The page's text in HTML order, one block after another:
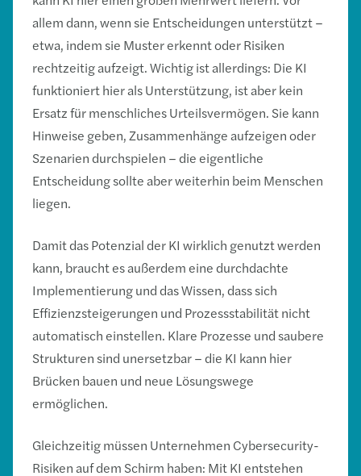
allem dann, wenn sie Entscheidungen unterstützt –
etwa, indem sie Muster erkennt oder Risiken
rechtzeitig aufzeigt. Wichtig ist allerdings: Die KI
funktioniert hier als Unterstützung, ist aber kein
Ersatz für menschliches Urteilsvermögen. Sie kann
Hinweise geben, Zusammenhänge aufzeigen oder
Szenarien durchspielen – die eigentliche
Entscheidung sollte aber weiterhin beim Menschen
liegen.
Damit das Potenzial der KI wirklich genutzt werden
kann, braucht es außerdem eine durchdachte
Implementierung und das Wissen, dass sich
Effizienzsteigerungen und Prozessstabilität nicht
automatisch einstellen. Klare Prozesse und saubere
Strukturen sind unersetzbar – die KI kann hier
Brücken bauen und neue Lösungswege
ermöglichen.
Gleichzeitig müssen Unternehmen Cybersecurity-
Risiken auf dem Schirm haben: Mit KI entstehen